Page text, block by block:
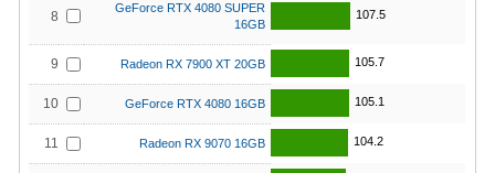
8
GeForce RTX 4080 SUPER
16GB
107.5
9 Radeon RX 7900 XT 20GB 105.7
10 GeForce RTX 4080 16GB 105.1
11 Radeon RX 9070 16GB 104.2